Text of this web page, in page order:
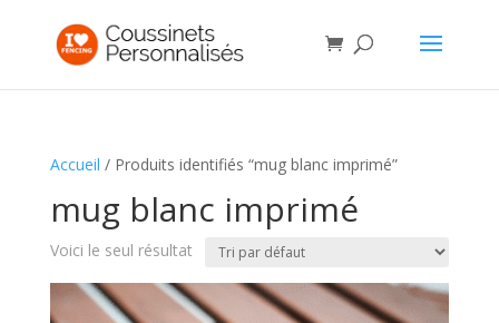
Accueil / Produits identifiés “mug blanc imprimé”
mug blanc imprimé
Voici le seul résultat